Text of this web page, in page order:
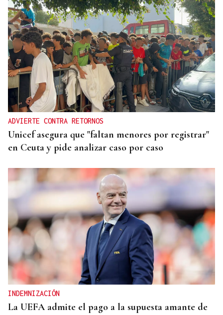
ADVIERTE CONTRA RETORNOS
Unicef asegura que "faltan menores por registrar"
en Ceuta y pide analizar caso por caso
INDEMNIZACIÓN
La UEFA admite el pago a la supuesta amante de